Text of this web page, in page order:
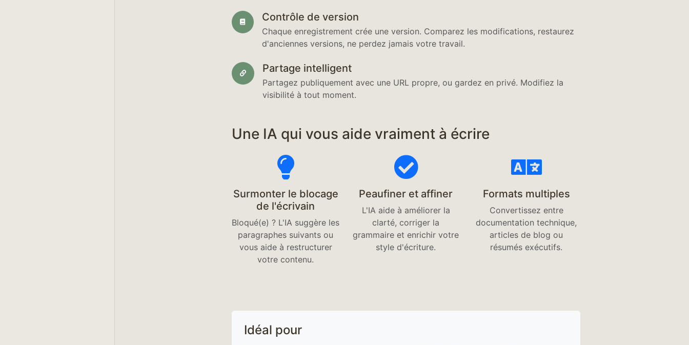
Contrôle de version
Chaque enregistrement crée une version. Comparez les modifications, restaurez
d'anciennes versions, ne perdez jamais votre travail.
Partage intelligent
Partagez publiquement avec une URL propre, ou gardez en privé. Modifiez la
visibilité à tout moment.
Une IA qui vous aide vraiment à écrire
Surmonter le blocage
de l'écrivain
Bloqué(e) ? L'IA suggère les
paragraphes suivants ou
vous aide à restructurer
votre contenu.
Peaufiner et affiner
L'IA aide à améliorer la
clarté, corriger la
grammaire et enrichir votre
style d'écriture.
Formats multiples
Convertissez entre
documentation technique,
articles de blog ou
résumés exécutifs.
Idéal pour